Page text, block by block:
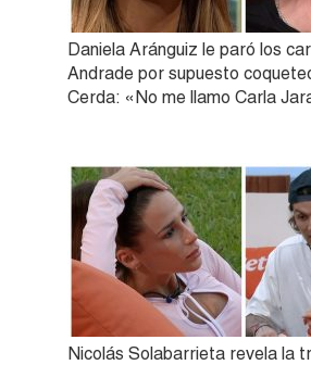
Daniela Aránguiz le paró los
Andrade por supuesto
Cerda: «No me llamo Carla
Nicolás Solabarrieta revela la